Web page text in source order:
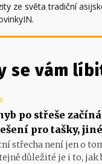
ze světa tradiční
.
se vám
po střeše
pro tašky,
střecha není jen o
důležité je i to, jak